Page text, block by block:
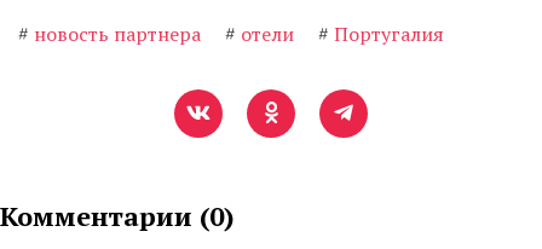
# новость партнера # отели # Португалия
Комментарии (0)